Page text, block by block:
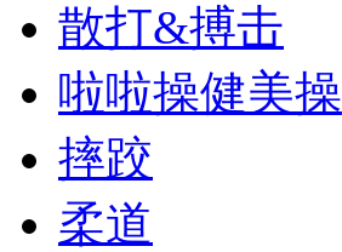
散打&搏击
啦啦操健美操
摔跤
柔道